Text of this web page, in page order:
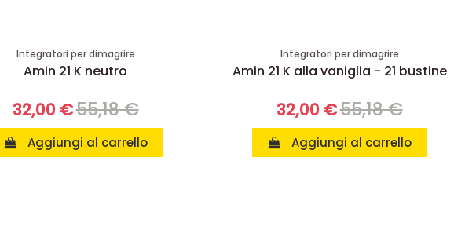
Integratori per dimagrire
Amin 21 K neutro
32,00 €55,18 €
Aggiungi al carrello
Integratori per dimagrire
Amin 21 K alla vaniglia - 21 bustine
32,00 €55,18 €
Aggiungi al carrello